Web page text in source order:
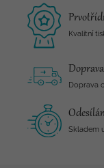
Kvalitní
Doprava
Skladem